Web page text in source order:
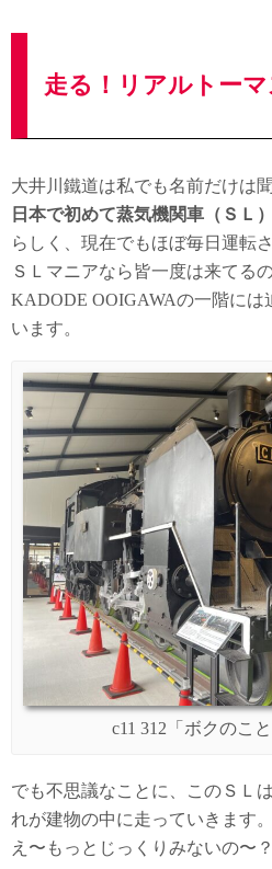
走る！リアルトーマ
大井川鐵道は私でも名前だけは
日本で初めて蒸気機関車（ＳＬ
らしく、現在でもほぼ毎日運転
ＳＬマニアなら皆一度は来てる
KADODE OOIGAWAの一階には
います。
c11 312「ボクのこ
でも不思議なことに、このＳＬ
れが建物の中に走っていきます。
え〜もっとじっくりみないの〜？